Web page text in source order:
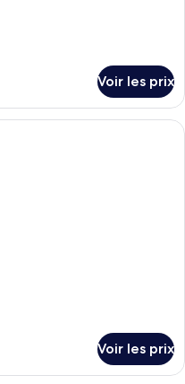
Voir les prix
salle de bain avec un miroir
Voir les prix